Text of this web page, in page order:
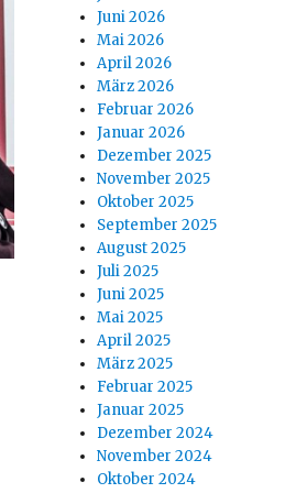
Juni 2026
Mai 2026
April 2026
März 2026
Februar 2026
Januar 2026
Dezember 2025
November 2025
Oktober 2025
September 2025
August 2025
Juli 2025
Juni 2025
Mai 2025
April 2025
März 2025
Februar 2025
Januar 2025
Dezember 2024
November 2024
Oktober 2024